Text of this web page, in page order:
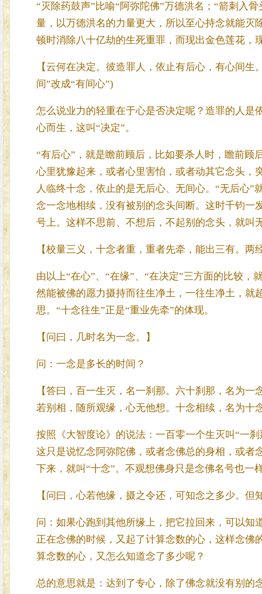
“灭除药鼓声”比喻“阿弥陀佛”万德洪名；“箭刺入
量，以万德洪名的力量更大，所以至心持念就能灭
顿时消除八十亿劫的生死重罪，而现出金色莲花，
【云何在决定。彼造罪人，依止有后心，有心间
间”改成“有间心”)
怎么说业力的轻重在于心是否决定呢？造罪的人是
心而生，这叫“决定”。
“有后心”，就是瞻前顾后，比如要杀人时，瞻前顾
心里犹豫起来，或者心里害怕，或者动其它念头，
人临终十念，依止的是无后心、无间心。“无后心
念一念地相续，没有被别的念头间断。这时千钧一
号上。这样不思前、不想后，不起别的念头，就叫
【校量三义，十念者重，重者先牵，能出三有。两
由以上“在心”、“在缘”、“在决定”三方面的比较
然能被佛的愿力摄持而往生净土，一往生净土，就
思。“十念往生”正是“重业先牵”的体现。
【问曰，几时名为一念。】
问：一念是多长的时间？
【答曰，百一生灭，名一刹那。六十刹那，名为
若别相，随所观缘，心无他想。十念相续，名为十
按照《大智度论》的说法：一百零一个生灭叫“一
这只是说忆念阿弥陀佛，或者念佛总的身相，或者
下来，就叫“十念”。不观想佛身只是念佛名号也一
【问曰，心若他缘，摄之令还，可知念之多少。
问：如果心跑到其他所缘上，把它拉回来，可以
正在念佛的时候，又起了计算念数的心，这样念
算念数的心，又怎么知道念了多少呢？
总的意思就是：达到了专心，除了佛念就没有别的